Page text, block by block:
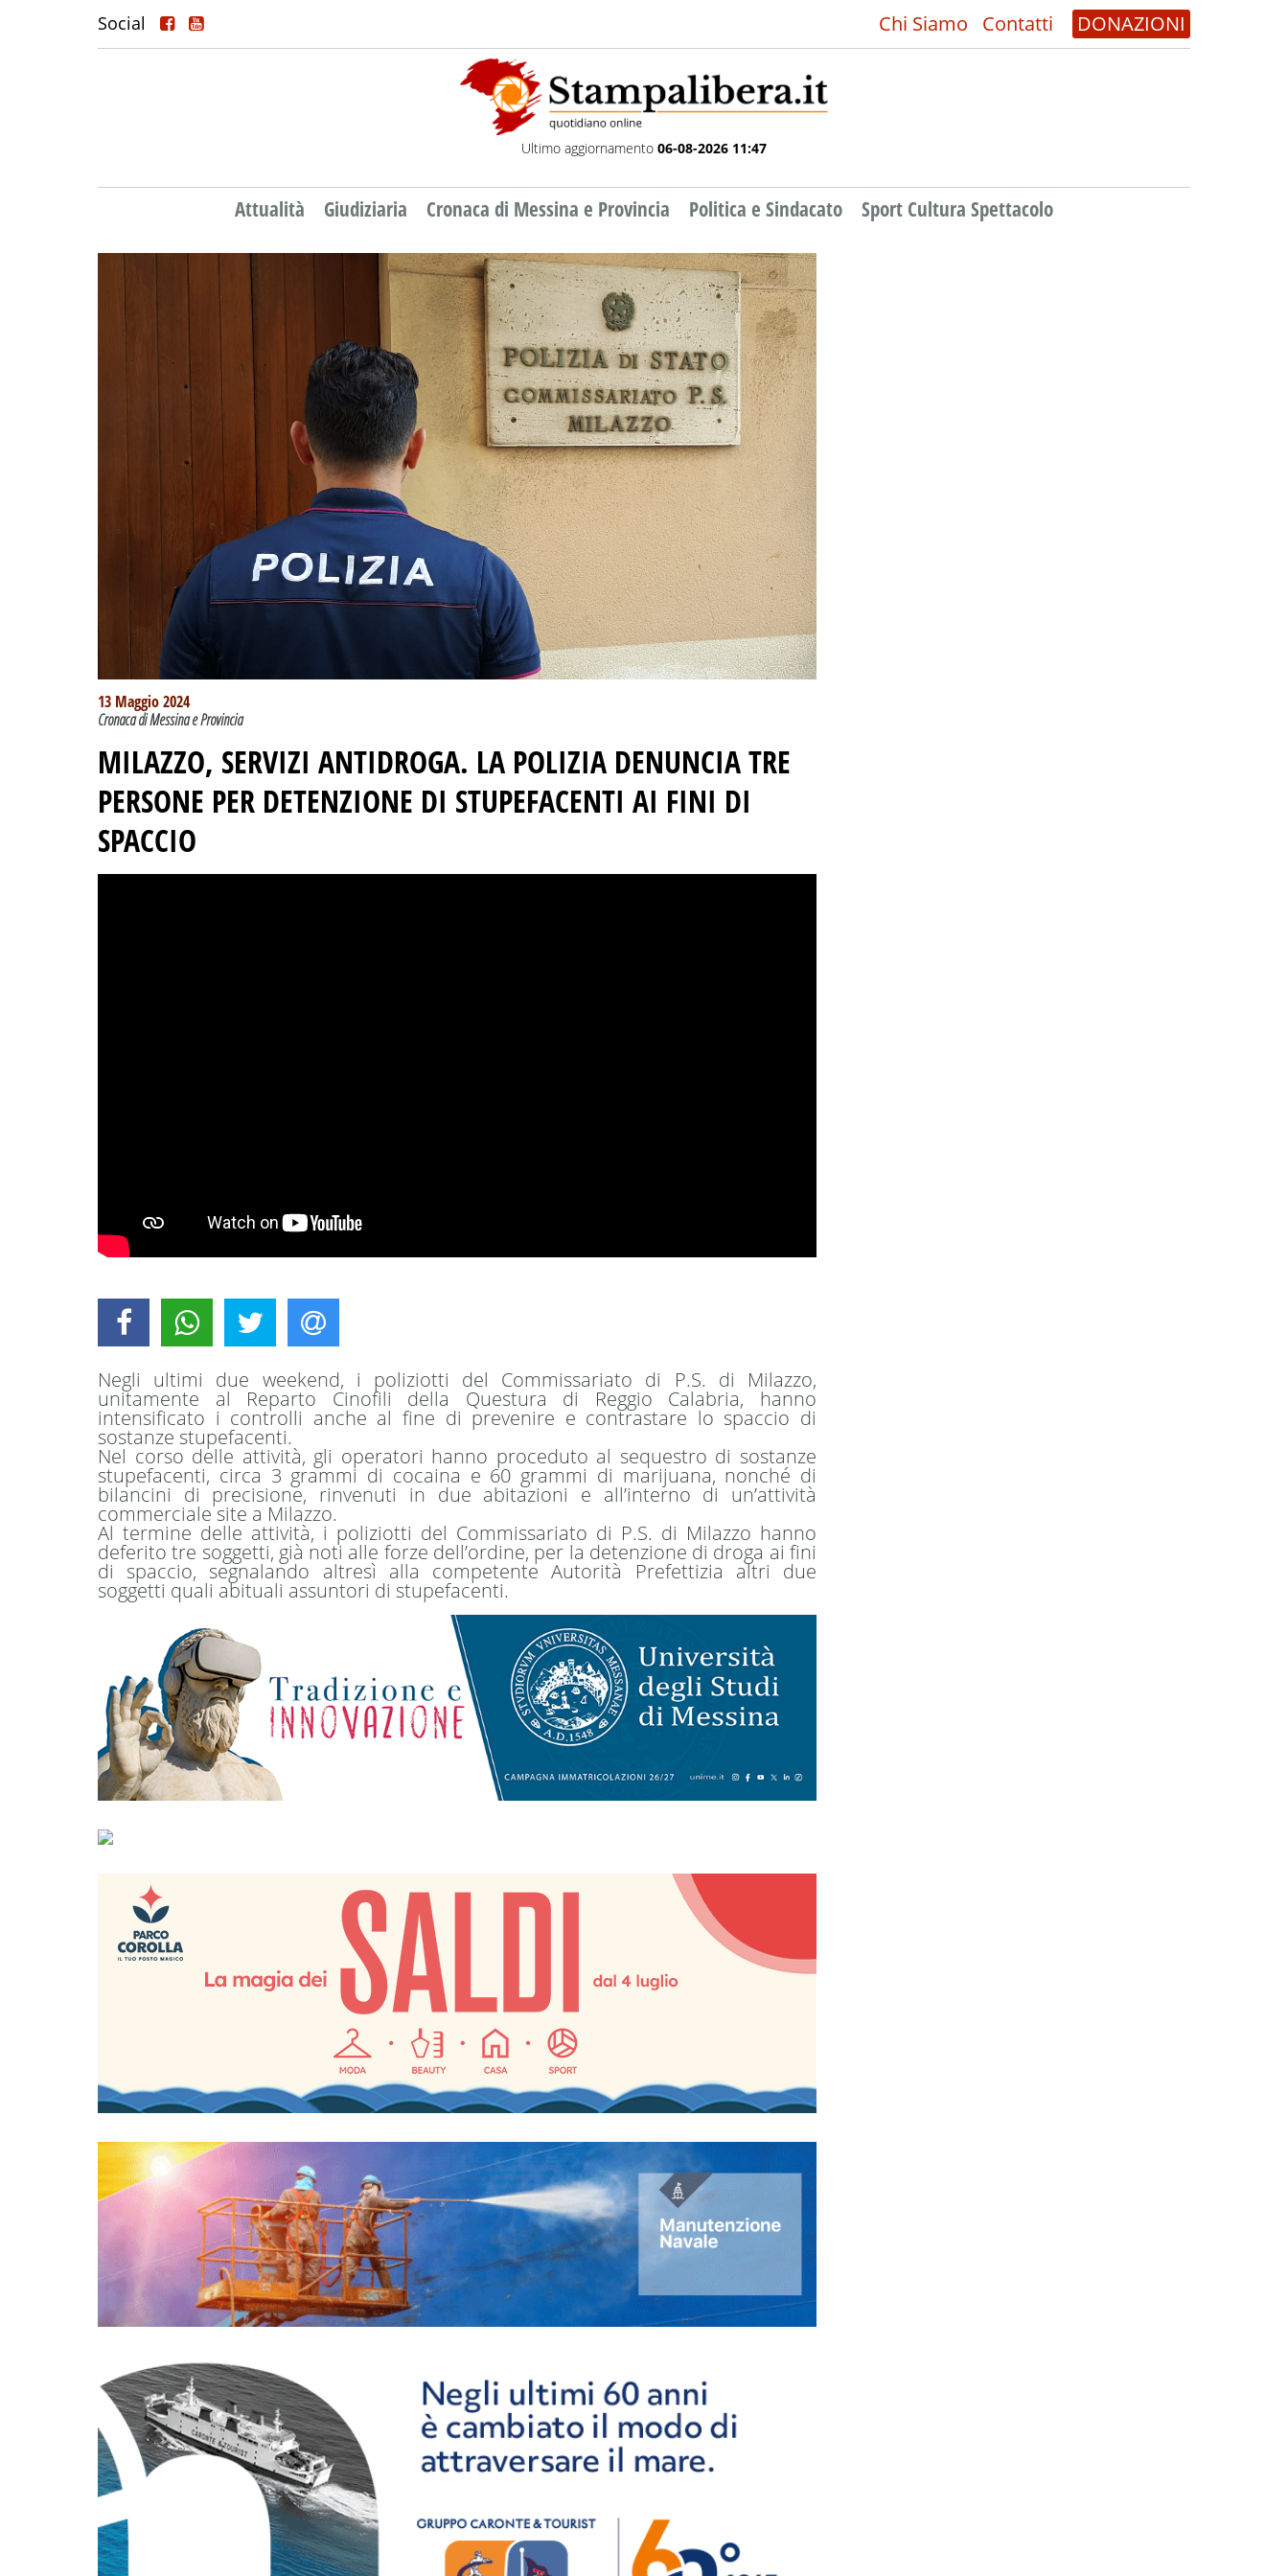
Social Chi Siamo Contatti DONAZIONI
Ultimo aggiornamento 06-08-2026 11:47
Attualità Giudiziaria Cronaca di Messina e Provincia Politica e Sindacato Sport Cultura Spettacolo
13 Maggio 2024
Cronaca di Messina e Provincia
MILAZZO, SERVIZI ANTIDROGA. LA POLIZIA DENUNCIA TRE
PERSONE PER DETENZIONE DI STUPEFACENTI AI FINI DI
SPACCIO
Negli ultimi due weekend, i poliziotti del Commissariato di P.S. di Milazzo,
unitamente al Reparto Cinofili della Questura di Reggio Calabria, hanno
intensificato i controlli anche al fine di prevenire e contrastare lo spaccio di
sostanze stupefacenti.
Nel corso delle attività, gli operatori hanno proceduto al sequestro di sostanze
stupefacenti, circa 3 grammi di cocaina e 60 grammi di marijuana, nonché di
bilancini di precisione, rinvenuti in due abitazioni e all’interno di un’attività
commerciale site a Milazzo.
Al termine delle attività, i poliziotti del Commissariato di P.S. di Milazzo hanno
deferito tre soggetti, già noti alle forze dell’ordine, per la detenzione di droga ai fini
di spaccio, segnalando altresì alla competente Autorità Prefettizia altri due
soggetti quali abituali assuntori di stupefacenti.